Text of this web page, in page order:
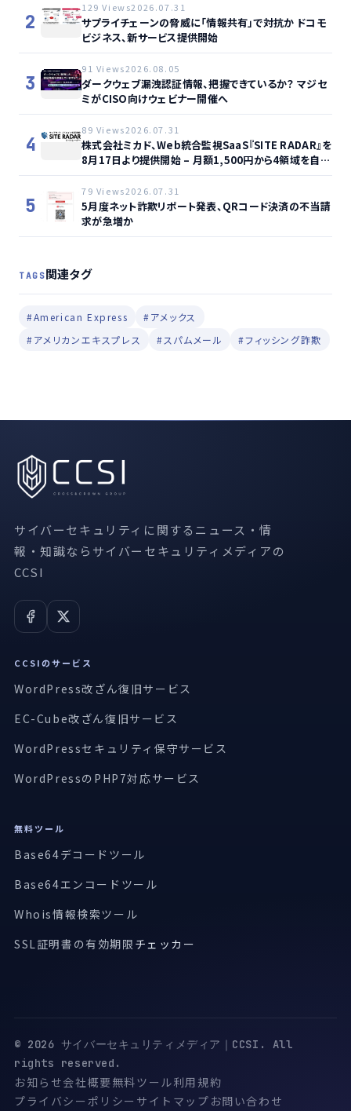
2
129 Views2026.07.31
サプライチェーンの脅威に「情報共有」で対抗か ドコモ
ビジネス、新サービス提供開始
3
91 Views2026.08.05
ダークウェブ漏洩認証情報、把握できているか？ マジセ
ミがCISO向けウェビナー開催へ
4
89 Views2026.07.31
株式会社ミカド、Web統合監視SaaS『SITE RADAR』を
8月17日より提供開始 – 月額1,500円から4領域を自動
監視、動的サイト…
5
79 Views2026.07.31
5月度ネット詐欺リポート発表、QRコード決済の不当請
求が急増か
TAGS関連タグ
#American Express
#アメックス
#アメリカンエキスプレス
#スパムメール #フィッシング詐欺
サイバーセキュリティに関するニュース・情
報・知識ならサイバーセキュリティメディアの
CCSI
CCSIのサービス
WordPress改ざん復旧サービス
EC-Cube改ざん復旧サービス
WordPressセキュリティ保守サービス
WordPressのPHP7対応サービス
無料ツール
Base64デコードツール
Base64エンコードツール
Whois情報検索ツール
SSL証明書の有効期限 チェッカー
© 2026 サイバーセキュリティメディア｜CCSI. All
rights reserved.
お知らせ会社概要無料ツール利用規約
プライバシーポリシー サイトマップ お問い合わせ